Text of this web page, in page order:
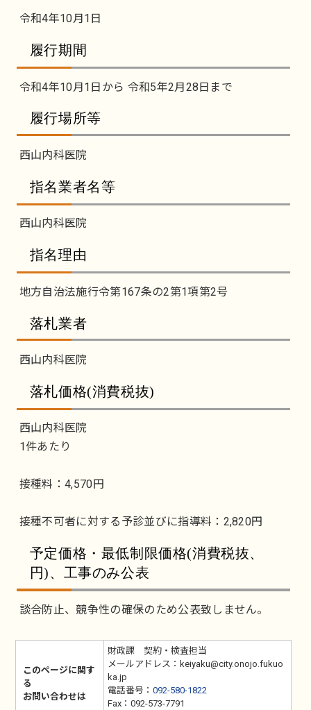
令和4年10月1日
履行期間
令和4年10月1日から 令和5年2月28日まで
履行場所等
西山内科医院
指名業者名等
西山内科医院
指名理由
地方自治法施行令第167条の2第1項第2号
落札業者
西山内科医院
落札価格(消費税抜)
西山内科医院
1件あたり
接種料：4,570円
接種不可者に対する予診並びに指導料：2,820円
予定価格・最低制限価格(消費税抜、
円)、工事のみ公表
談合防止、競争性の確保のため公表致しません。
このページに関す
る
お問い合わせは
財政課 契約・検査担当
メールアドレス：keiyaku@city.onojo.fukuo
ka.jp
電話番号： 092-580-1822
Fax：092-573-7791